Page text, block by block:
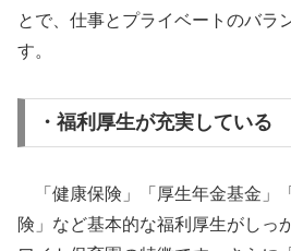
とで、仕事とプライベートのバラ
す。
・福利厚生が充実している
「健康保険」「厚生年金基金」
険」など基本的な福利厚生がしっ